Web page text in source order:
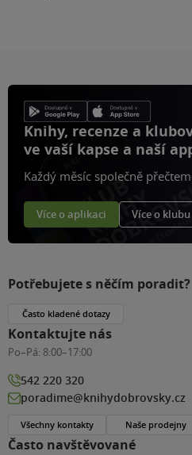
Knihy, recenze a
ve vaší kapse a naší
Každý měsíc společně
Více o aplikaci Více o klubu
Často navštěvované
Potřebujete s něčím poradit?
Často kladené dotazy
Kontaktujte nás
Po–Pá: 8:00–17:00
542 220 320
poradime@knihydobrovsky.cz
Všechny kontakty Naše prodejny